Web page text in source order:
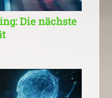
Die nächste